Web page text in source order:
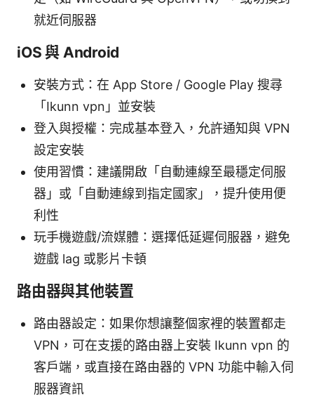
就近伺服器
iOS 與 Android
安裝方式：在 App Store / Google Play 搜尋
「Ikunn vpn」並安裝
登入與授權：完成基本登入，允許通知與 VPN
設定安裝
使用習慣：建議開啟「自動連線至最穩定伺服
器」或「自動連線到指定國家」，提升使用便
利性
玩手機遊戲/流媒體：選擇低延遲伺服器，避免
遊戲 lag 或影片卡頓
路由器與其他裝置
路由器設定：如果你想讓整個家裡的裝置都走
VPN，可在支援的路由器上安裝 Ikunn vpn 的
客戶端，或直接在路由器的 VPN 功能中輸入伺
服器資訊